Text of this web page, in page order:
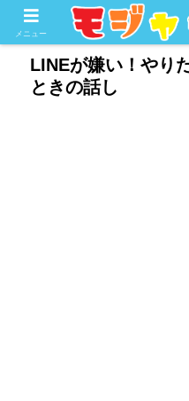
ホーム 暮らしと趣味
LINEが嫌い！やり
ときの話し
メニュー